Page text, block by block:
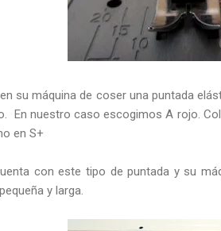
su máquina de coser una puntada
En nuestro caso escogimos A rojo.
en S+
con este tipo de puntada y su
y larga.